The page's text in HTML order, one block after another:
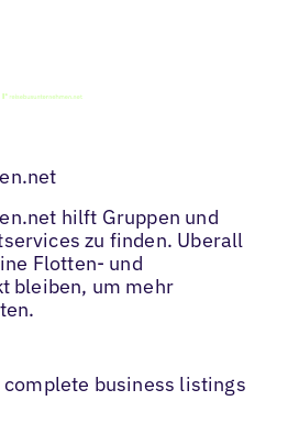
hilft Gruppen und
zu finden. Uberall
Flotten- und
bleiben, um mehr
business listings